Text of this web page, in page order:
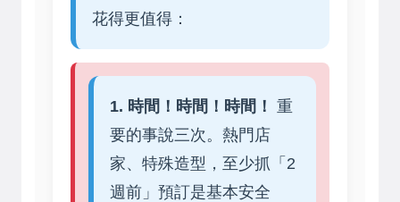
花得更值得：
1. 時間！時間！時間！ 重
要的事說三次。熱門店
家、特殊造型，至少抓「2
週前」預訂是基本安全